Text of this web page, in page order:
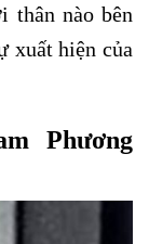
thân nào bên
xuất hiện của
Phương